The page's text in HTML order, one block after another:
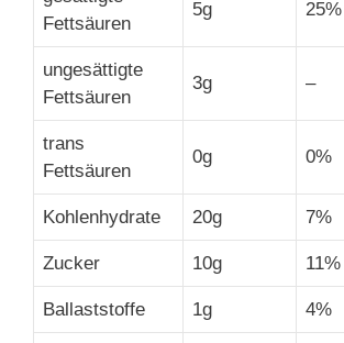
Fettsäuren
5g 25%
ungesättigte
Fettsäuren
3g –
trans
Fettsäuren
0g 0%
Kohlenhydrate 20g 7%
Zucker 10g 11%
Ballaststoffe 1g 4%